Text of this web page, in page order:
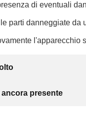
di eventuali
parti danneggiate da
l'apparecchio
ancora presente